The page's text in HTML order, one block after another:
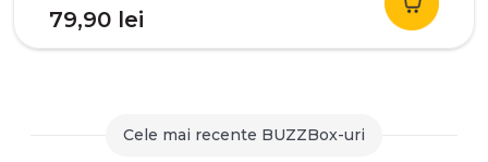
inițial
a
290,00 lei.
79,90 lei
curent
79,90 lei.
Cele mai recente BUZZBox-uri